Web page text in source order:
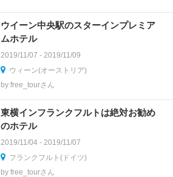
ウイーン中央駅のスターインプレミア
ムホテル
2019/11/07 - 2019/11/09
ウィーン(オーストリア)
by free_tourさん
東横インフランクフルトは絶対お勧め
のホテル
2019/11/04 - 2019/11/07
フランクフルト(ドイツ)
by free_tourさん